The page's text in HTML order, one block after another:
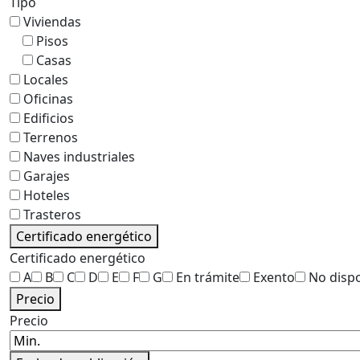
Viviendas
Pisos
Casas
Locales
Oficinas
Edificios
Terrenos
Naves industriales
Garajes
Hoteles
Trasteros
Certificado energético
Certificado energético
A
B C D E F G En trámite Exento
No
Precio
Precio